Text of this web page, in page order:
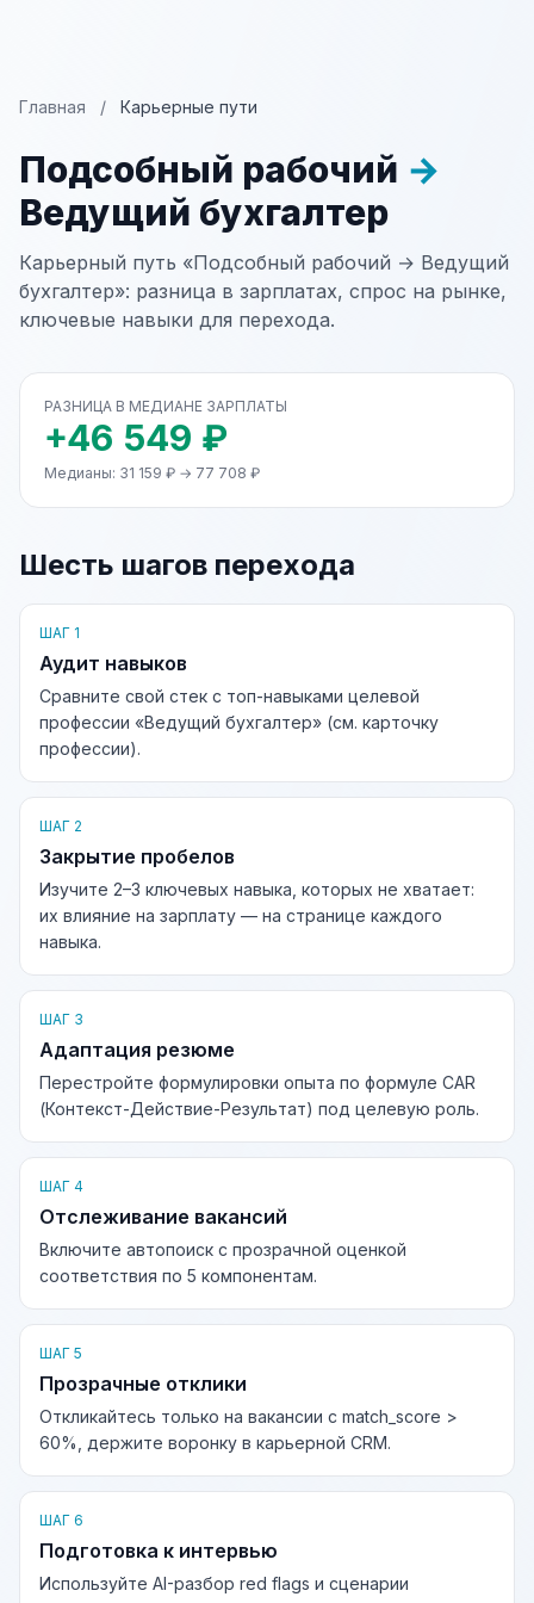
Главная / Карьерные пути
Подсобный рабочий →
Ведущий бухгалтер
Карьерный путь «Подсобный рабочий → Ведущий
бухгалтер»: разница в зарплатах, спрос на рынке,
ключевые навыки для перехода.
РАЗНИЦА В МЕДИАНЕ ЗАРПЛАТЫ
+46 549 ₽
Медианы: 31 159 ₽ → 77 708 ₽
Шесть шагов перехода
ШАГ 1
Аудит навыков
Сравните свой стек с топ-навыками целевой
профессии «Ведущий бухгалтер» (см. карточку
профессии).
ШАГ 2
Закрытие пробелов
Изучите 2–3 ключевых навыка, которых не хватает:
их влияние на зарплату — на странице каждого
навыка.
ШАГ 3
Адаптация резюме
Перестройте формулировки опыта по формуле CAR
(Контекст-Действие-Результат) под целевую роль.
ШАГ 4
Отслеживание вакансий
Включите автопоиск с прозрачной оценкой
соответствия по 5 компонентам.
ШАГ 5
Прозрачные отклики
Откликайтесь только на вакансии с match_score >
60%, держите воронку в карьерной CRM.
ШАГ 6
Подготовка к интервью
Используйте AI-разбор red flags и сценарии